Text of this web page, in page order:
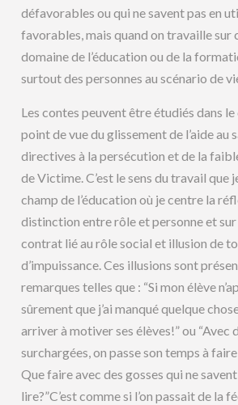
défavorables ou qui ne savent pas en
favorables, mais quand on travaille sur
domaine de l’éducation ou de la
surtout des personnes au scénario de
Les contes peuvent être étudiés dans
point de vue du glissement de l’aide au
directives à la persécution et de la
de Victime. C’est le sens du travail que
champ de l’éducation où je centre la
distinction entre rôle et personne et
contrat lié au rôle social et illusion de
d’impuissance. Ces illusions sont
remarques telles que : “Si mon élève
sûrement que j’ai manqué quelque
arriver à motiver ses élèves!” ou “Avec
surchargées, on passe son temps à
Que faire avec des gosses qui ne
lire?”C’est comme si l’on passait de la